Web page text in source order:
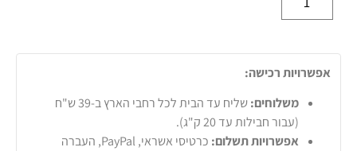
אפשרויות רכישה:
משלוחים:
שליח עד הבית לכל רחבי הארץ ב-39 ש"ח
(עבור חבילות עד 20 ק"ג).
אפשרויות תשלום:
כרטיסי אשראי, PayPal, העברה